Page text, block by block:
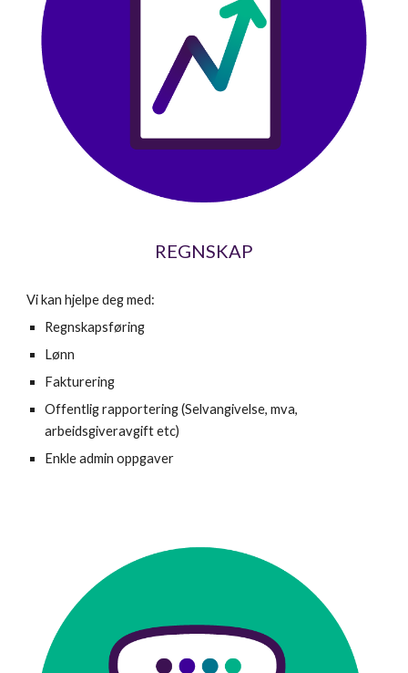
REGNSKAP
Vi kan hjelpe deg med:
Regnskapsføring
Lønn
Fakturering
Offentlig rapportering (Selvangivelse, mva,
arbeidsgiveravgift etc)
Enkle admin oppgaver